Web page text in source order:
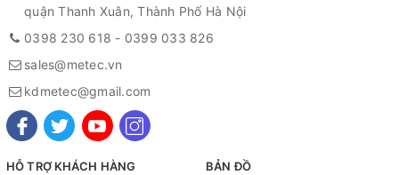
quận Thanh Xuân, Thành Phố Hà Nội
0398 230 618 - 0399 033 826
sales@metec.vn
kdmetec@gmail.com
HỖ TRỢ KHÁCH HÀNG BẢN ĐỒ